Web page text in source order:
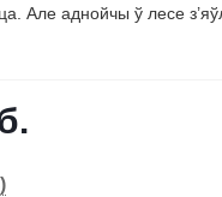
Але аднойчы ў лесе